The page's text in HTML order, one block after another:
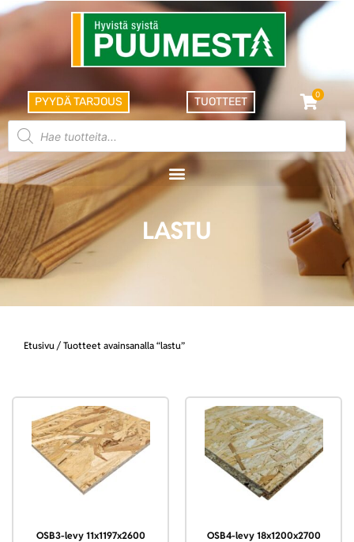
PYYDÄ TARJOUS TUOTTEET
0
LASTU
Etusivu / Tuotteet avainsanalla “lastu”
OSB3-levy 11x1197x2600
OSB4-levy 18x1200x2700